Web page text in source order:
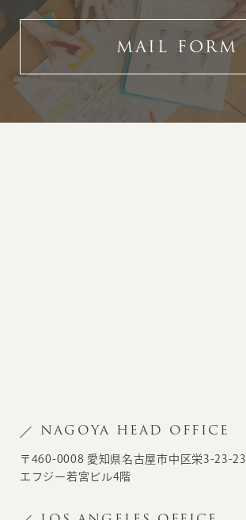
MAIL FORM
NAGOYA HEAD OFFICE
〒460-0008 愛知県名古屋市中区栄3-23-23
エフジー若宮ビル4階